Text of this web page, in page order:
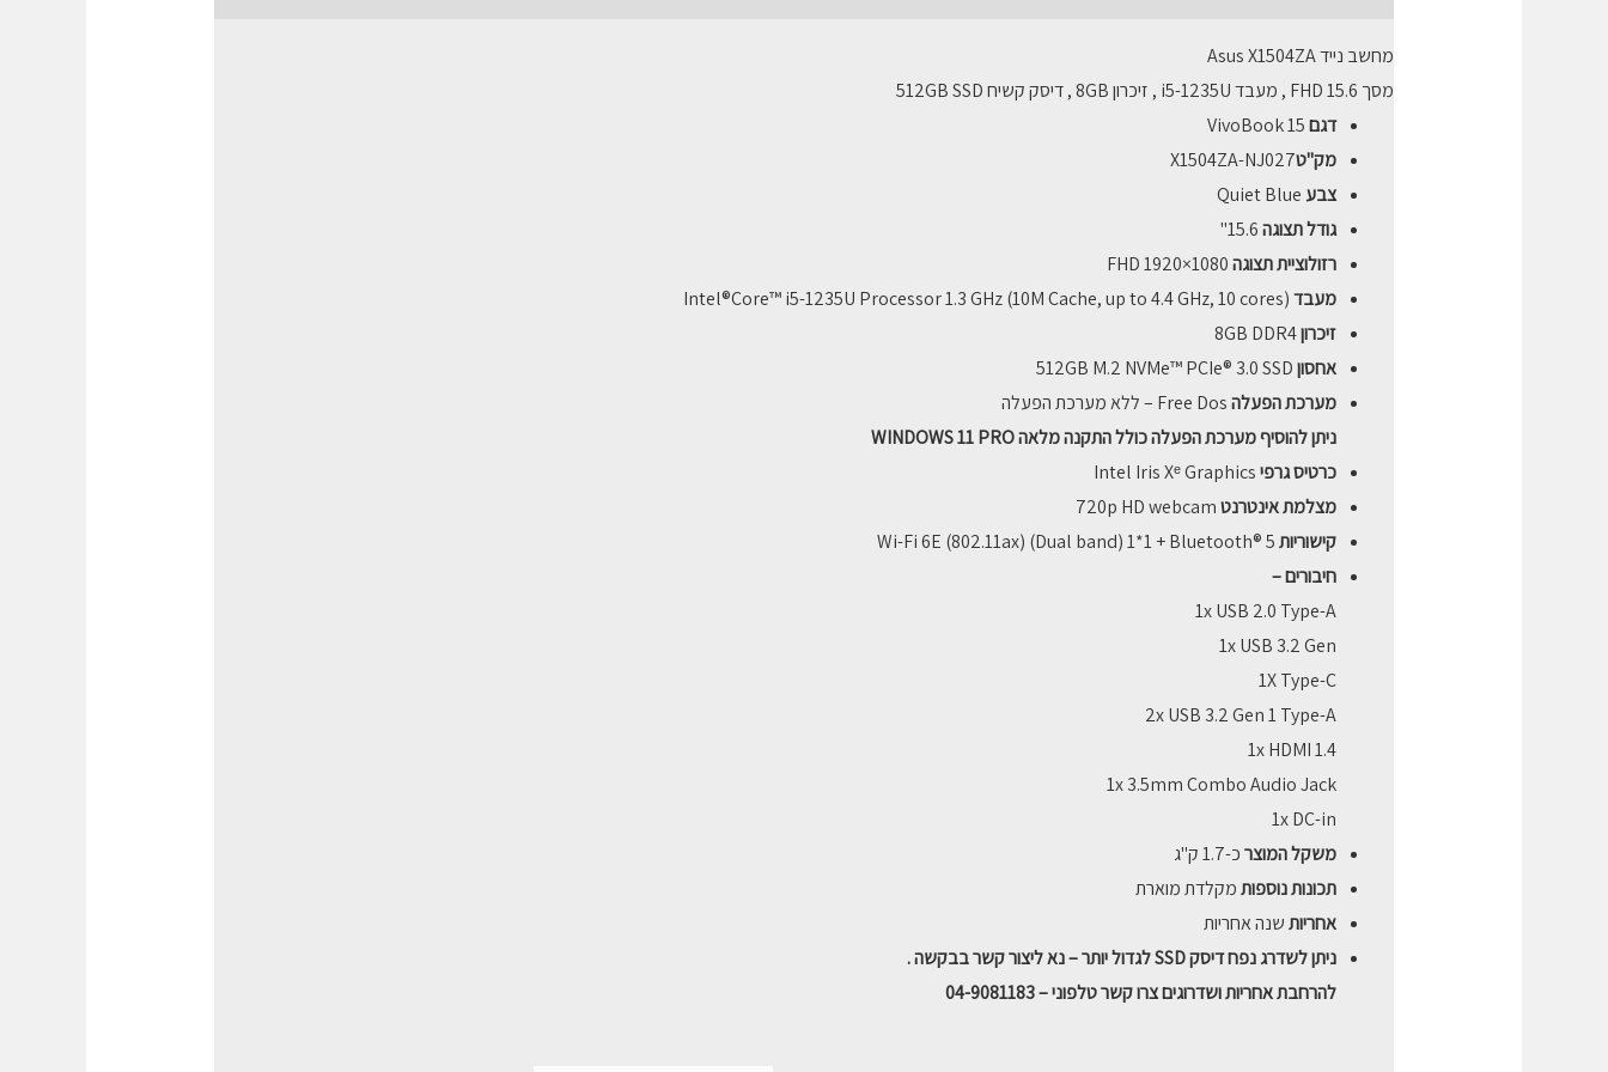
מחשב נייד Asus X1504ZA
מסך 15.6
FHD , מעבד i5-1235U , זיכרון 8GB , דיסק קשיח 512GB
SSD
דגםVivoBook 15
מק"טX1504ZA-NJ027
צבע Quiet Blue
גודל תצוגה15.6"
רזולוציית תצוגהFHD 1920×1080
מעבדIntel®Core™ i5-1235U Processor 1.3 GHz (10M Cache, up to 4.4 GHz, 10 cores)
זיכרון8GB DDR4
אחסון512GB M.2 NVMe™ PCIe® 3.0 SSD
מערכת הפעלהFree Dos – ללא מערכת הפעלה
ניתן להוסיף מערכת הפעלה כולל התקנה מלאה WINDOWS 11 PRO
כרטיס גרפיIntel Iris Xᵉ Graphics
מצלמת אינטרנט720p HD webcam
קישוריותWi-Fi 6E (802.11ax) (Dual band) 1*1 + Bluetooth® 5
חיבורים –
1x USB 2.0 Type-A
1x USB 3.2 Gen
1X Type-C
2x USB 3.2 Gen 1 Type-A
1x HDMI 1.4
1x 3.5mm Combo Audio Jack
1x DC-in
משקל המוצרכ-1.7 ק"ג
תכונות נוספותמקלדת מוארת
אחריותשנה אחריות
ניתן לשדרג נפח דיסק SSD לגדול יותר – נא ליצור קשר בבקשה .
להרחבת אחריות ושדרוגים צרו קשר טלפוני – 04-9081183